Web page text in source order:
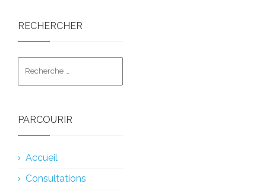
RECHERCHER
PARCOURIR
Accueil
Consultations